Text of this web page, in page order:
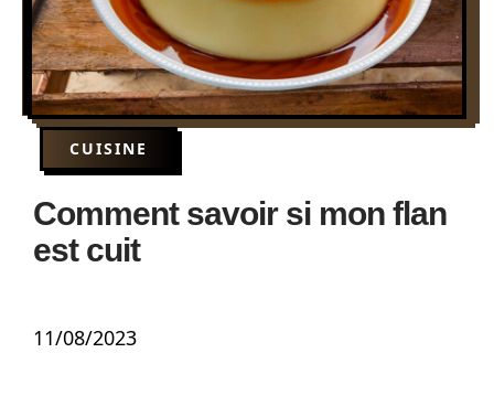
CUISINE
Comment savoir si mon flan
est cuit
11/08/2023